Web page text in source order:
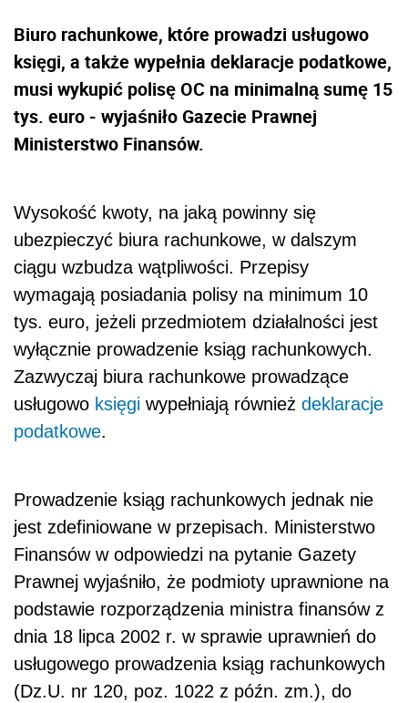
Biuro rachunkowe, które prowadzi usługowo
księgi, a także wypełnia deklaracje podatkowe,
musi wykupić polisę OC na minimalną sumę 15
tys. euro - wyjaśniło Gazecie Prawnej
Ministerstwo Finansów.
Wysokość kwoty, na jaką powinny się
ubezpieczyć biura rachunkowe, w dalszym
ciągu wzbudza wątpliwości. Przepisy
wymagają posiadania polisy na minimum 10
tys. euro, jeżeli przedmiotem działalności jest
wyłącznie prowadzenie ksiąg rachunkowych.
Zazwyczaj biura rachunkowe prowadzące
usługowo księgi wypełniają również deklaracje
podatkowe.
Prowadzenie ksiąg rachunkowych jednak nie
jest zdefiniowane w przepisach. Ministerstwo
Finansów w odpowiedzi na pytanie Gazety
Prawnej wyjaśniło, że podmioty uprawnione na
podstawie rozporządzenia ministra finansów z
dnia 18 lipca 2002 r. w sprawie uprawnień do
usługowego prowadzenia ksiąg rachunkowych
(Dz.U. nr 120, poz. 1022 z późn. zm.), do